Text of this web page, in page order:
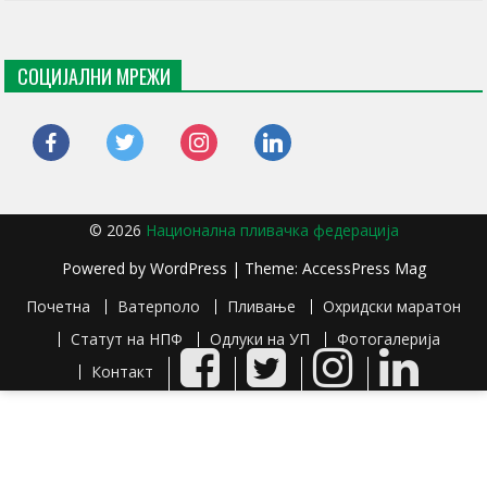
СОЦИЈАЛНИ МРЕЖИ
facebook twitter instagram linkedin
© 2026 Национална пливачка федерација
Powered by WordPress | Theme: AccessPress Mag
Почетна
Ватерполо Пливање
Охридски маратон
Статут на НПФ
Одлуки на УП
Фотогалерија
Контакт
Facebook Twitter InstagramLinkedIn